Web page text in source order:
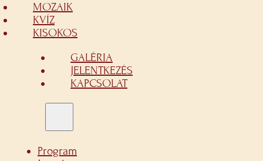
MOZAIK
KVÍZ
KISOKOS
GALÉRIA
JELENTKEZÉS
KAPCSOLAT
Program